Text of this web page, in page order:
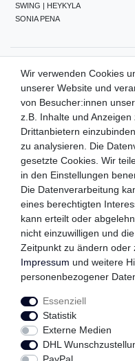
SWING | HEYKYLA
SONIA PENA
WIR
Impressum
Widerrufs­recht
Wir verwenden Cookies
unserer Website und
von Besucher:innen
z.B. Inhalte und
Drittanbietern
zu analysieren. Die
gesetzte Cookies. Wir
in den Einstellungen
Die Datenverarbeitung
eines berechtigten
kann erteilt oder
nicht einzuwilligen und
Zeitpunkt zu ändern oder
Impressum und weitere
personenbezogener
Essenziell
Statistik
Externe Medien
DHL